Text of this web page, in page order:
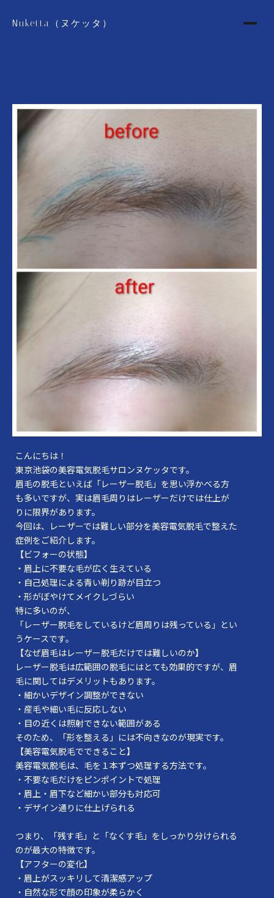
Nuketta（ヌケッタ）
こんにちは！
東京池袋の美容電気脱毛サロンヌケッタです。
眉毛の脱毛といえば「レーザー脱毛」を思い浮かべる方
も多いですが、実は眉毛周りはレーザーだけでは仕上が
りに限界があります。
今回は、レーザーでは難しい部分を美容電気脱毛で整えた
症例をご紹介します。
【ビフォーの状態】
・眉上に不要な毛が広く生えている
・自己処理による青い剃り跡が目立つ
・形がぼやけてメイクしづらい
特に多いのが、
「レーザー脱毛をしているけど眉周りは残っている」とい
うケースです。
【なぜ眉毛はレーザー脱毛だけでは難しいのか】
レーザー脱毛は広範囲の脱毛にはとても効果的ですが、眉
毛に関してはデメリットもあります。
・細かいデザイン調整ができない
・産毛や細い毛に反応しない
・目の近くは照射できない範囲がある
そのため、「形を整える」には不向きなのが現実です。
【美容電気脱毛でできること】
美容電気脱毛は、毛を１本ずつ処理する方法です。
・不要な毛だけをピンポイントで処理
・眉上・眉下など細かい部分も対応可
・デザイン通りに仕上げられる
つまり、「残す毛」と「なくす毛」をしっかり分けられる
のが最大の特徴です。
【アフターの変化】
・眉上がスッキリして清潔感アップ
・自然な形で顔の印象が柔らかく